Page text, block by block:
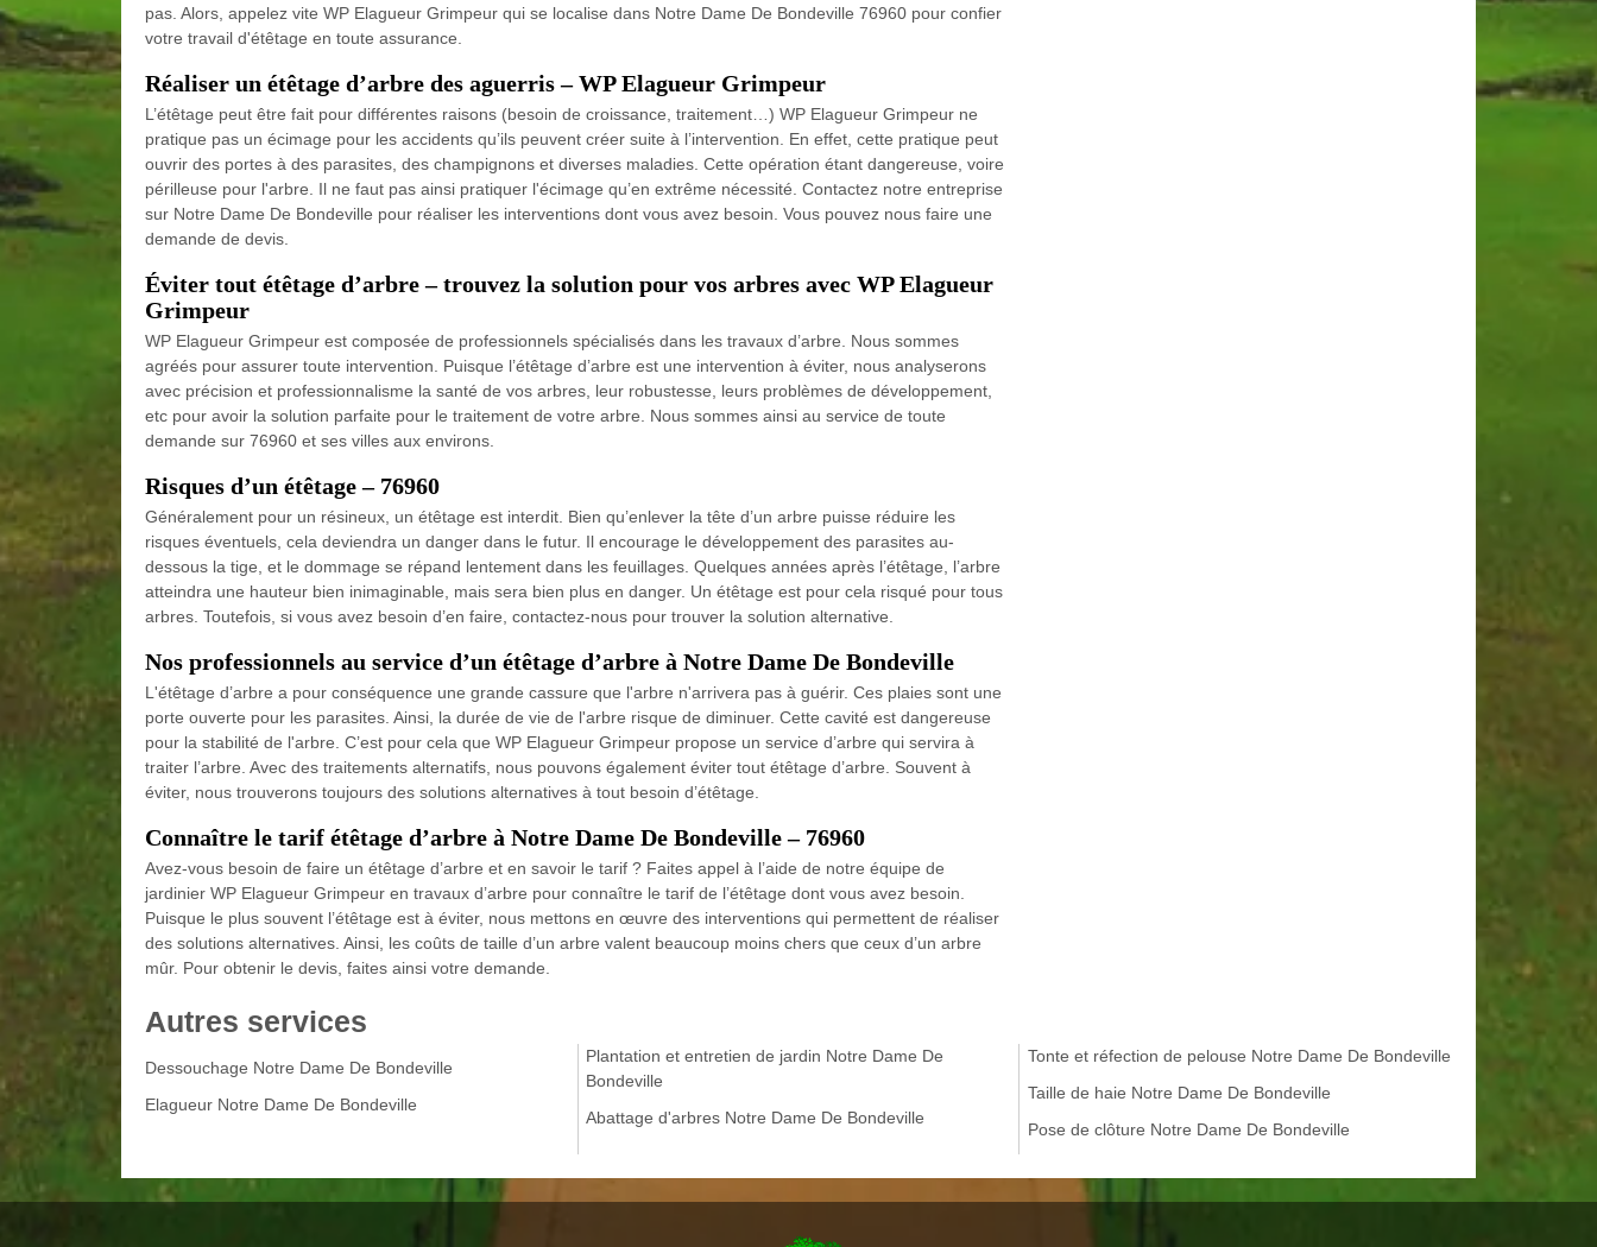
pas. Alors, appelez vite WP Elagueur Grimpeur qui se localise dans Notre Dame De Bondeville 76960 pour confier
votre travail d'étêtage en toute assurance.
Réaliser un étêtage d’arbre des aguerris – WP Elagueur Grimpeur
L’étêtage peut être fait pour différentes raisons (besoin de croissance, traitement…) WP Elagueur Grimpeur ne
pratique pas un écimage pour les accidents qu’ils peuvent créer suite à l’intervention. En effet, cette pratique peut
ouvrir des portes à des parasites, des champignons et diverses maladies. Cette opération étant dangereuse, voire
périlleuse pour l'arbre. Il ne faut pas ainsi pratiquer l'écimage qu’en extrême nécessité. Contactez notre entreprise
sur Notre Dame De Bondeville pour réaliser les interventions dont vous avez besoin. Vous pouvez nous faire une
demande de devis.
Éviter tout étêtage d’arbre – trouvez la solution pour vos arbres avec WP Elagueur
Grimpeur
WP Elagueur Grimpeur est composée de professionnels spécialisés dans les travaux d’arbre. Nous sommes
agréés pour assurer toute intervention. Puisque l’étêtage d’arbre est une intervention à éviter, nous analyserons
avec précision et professionnalisme la santé de vos arbres, leur robustesse, leurs problèmes de développement,
etc pour avoir la solution parfaite pour le traitement de votre arbre. Nous sommes ainsi au service de toute
demande sur 76960 et ses villes aux environs.
Risques d’un étêtage – 76960
Généralement pour un résineux, un étêtage est interdit. Bien qu’enlever la tête d’un arbre puisse réduire les
risques éventuels, cela deviendra un danger dans le futur. Il encourage le développement des parasites au-
dessous la tige, et le dommage se répand lentement dans les feuillages. Quelques années après l’étêtage, l’arbre
atteindra une hauteur bien inimaginable, mais sera bien plus en danger. Un étêtage est pour cela risqué pour tous
arbres. Toutefois, si vous avez besoin d’en faire, contactez-nous pour trouver la solution alternative.
Nos professionnels au service d’un étêtage d’arbre à Notre Dame De Bondeville
L'étêtage d’arbre a pour conséquence une grande cassure que l'arbre n'arrivera pas à guérir. Ces plaies sont une
porte ouverte pour les parasites. Ainsi, la durée de vie de l'arbre risque de diminuer. Cette cavité est dangereuse
pour la stabilité de l'arbre. C’est pour cela que WP Elagueur Grimpeur propose un service d’arbre qui servira à
traiter l’arbre. Avec des traitements alternatifs, nous pouvons également éviter tout étêtage d’arbre. Souvent à
éviter, nous trouverons toujours des solutions alternatives à tout besoin d’étêtage.
Connaître le tarif étêtage d’arbre à Notre Dame De Bondeville – 76960
Avez-vous besoin de faire un étêtage d’arbre et en savoir le tarif ? Faites appel à l’aide de notre équipe de
jardinier WP Elagueur Grimpeur en travaux d’arbre pour connaître le tarif de l’étêtage dont vous avez besoin.
Puisque le plus souvent l’étêtage est à éviter, nous mettons en œuvre des interventions qui permettent de réaliser
des solutions alternatives. Ainsi, les coûts de taille d’un arbre valent beaucoup moins chers que ceux d’un arbre
mûr. Pour obtenir le devis, faites ainsi votre demande.
Autres services
Dessouchage Notre Dame De Bondeville
Elagueur Notre Dame De Bondeville
Plantation et entretien de jardin Notre Dame De
Bondeville
Abattage d'arbres Notre Dame De Bondeville
Tonte et réfection de pelouse Notre Dame De Bondeville
Taille de haie Notre Dame De Bondeville
Pose de clôture Notre Dame De Bondeville